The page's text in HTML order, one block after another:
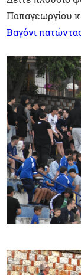
Παπαγεωργίου
Βαγόνι